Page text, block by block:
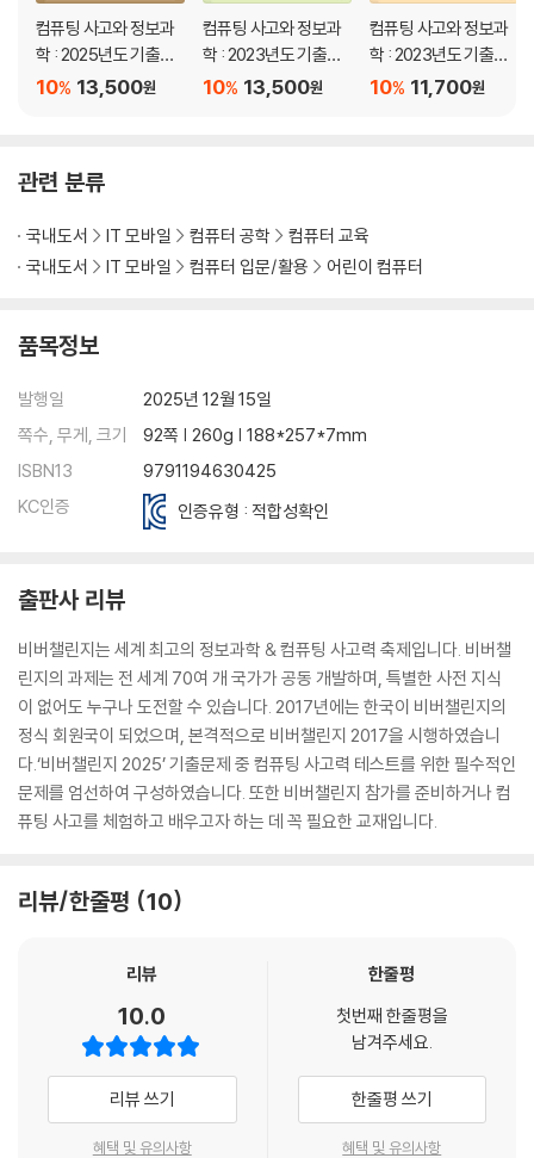
03. 튜브 빼기
04. 블록 쌓기
05. 구름 피하기
08. 점프 챌린지
09. 비밀 코드
10. 물고기 분류하기
컴퓨팅 사고와 정보과
학 : 2025년도 기출문
제집(중·고등학생용)
13,500원
10%
컴퓨팅 사고와 정보과
학 : 2023년도 기출문
제집(중고등학생용)
13,500원
10%
컴퓨팅 사고와 정보과
학 : 2023년도 기출문
제집(초등학생용)
11,700원
10%
관련 분류
국내도서 IT 모바일 컴퓨터 공학
컴퓨터 교육
국내도서
IT 모바일 컴퓨터 입문/활용 어린이 컴퓨터
품목정보
발행일
2025년 12월 15일
쪽수, 무게, 크기
92쪽 | 260g | 188*257*7mm
ISBN13
9791194630425
KC인증
인증유형 : 적합성확인
출판사 리뷰
비버챌린지는 세계 최고의 정보과학 & 컴퓨팅 사고력 축제입니다. 비버챌
린지의 과제는 전 세계 70여 개 국가가 공동 개발하며, 특별한 사전 지식
이 없어도 누구나 도전할 수 있습니다. 2017년에는 한국이 비버챌린지의
정식 회원국이 되었으며, 본격적으로 비버챌린지 2017을 시행하였습니
다.‘비버챌린지 2025’ 기출문제 중 컴퓨팅 사고력 테스트를 위한 필수적인
문제를 엄선하여 구성하였습니다. 또한 비버챌린지 참가를 준비하거나 컴
퓨팅 사고를 체험하고 배우고자 하는 데 꼭 필요한 교재입니다.
리뷰/한줄평 10
리뷰
10.0
리뷰 쓰기
혜택 및 유의사항
한줄평
첫번째 한줄평을
남겨주세요.
한줄평 쓰기
혜택 및 유의사항